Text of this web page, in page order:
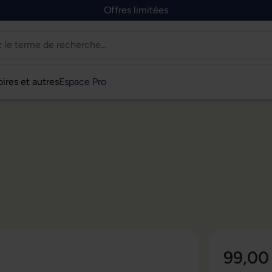
Offres limitées
et autresEspace Pro